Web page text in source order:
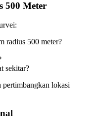
500 Meter
radius 500 meter?
sekitar?
pertimbangkan lokasi